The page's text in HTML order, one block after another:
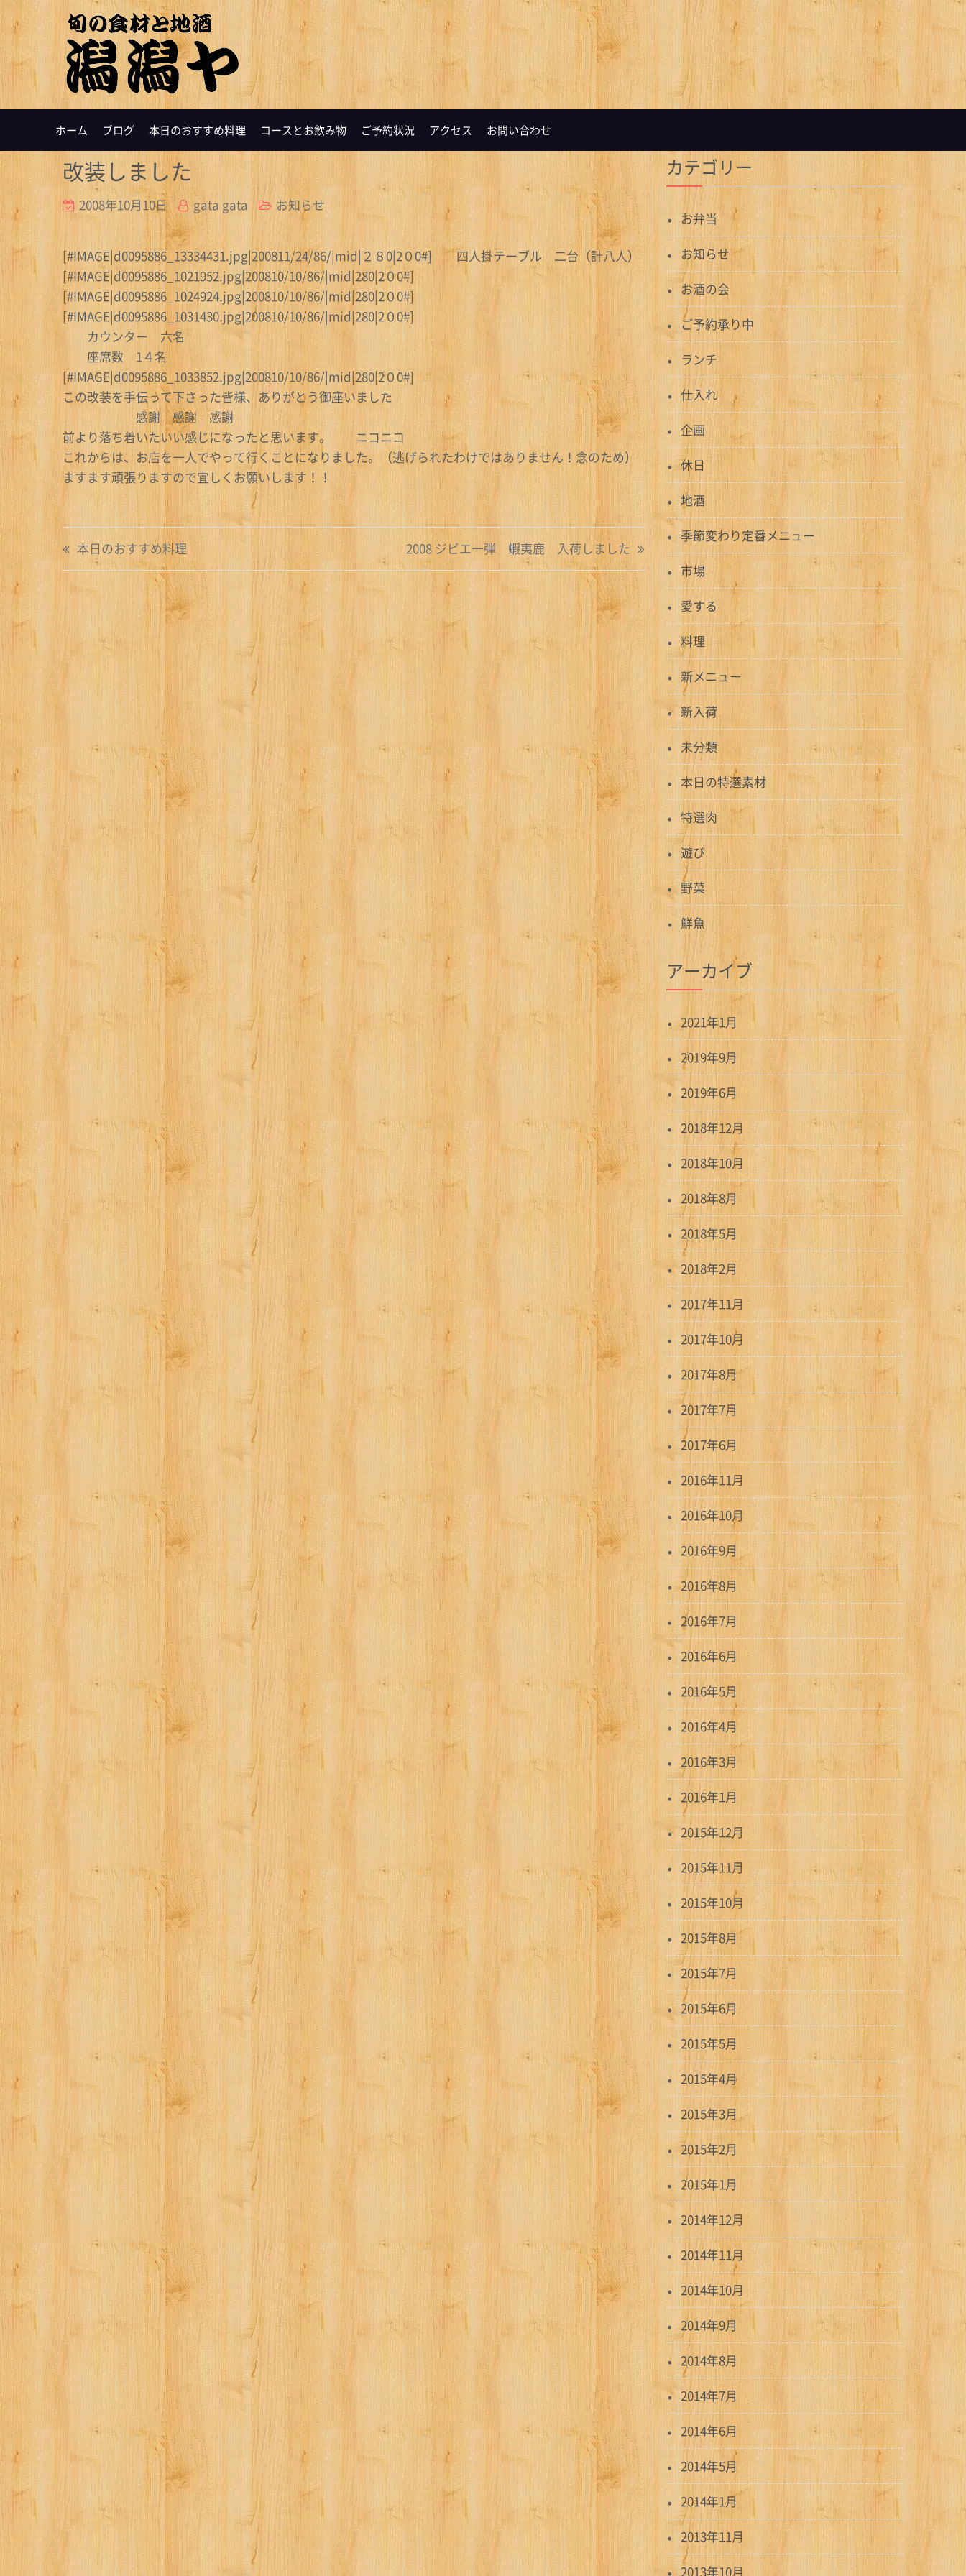
ホーム ブログ 本日のおすすめ料理 コースとお飲み物 ご予約状況 アクセス お問い合わせ
改装しました
2008年10月10日 gata gata お知らせ
[#IMAGE|d0095886_13334431.jpg|200811/24/86/|mid|２８0|2０0#] 四人掛テーブル 二台（計八人）
[#IMAGE|d0095886_1021952.jpg|200810/10/86/|mid|280|2０0#]
[#IMAGE|d0095886_1024924.jpg|200810/10/86/|mid|280|2０0#]
[#IMAGE|d0095886_1031430.jpg|200810/10/86/|mid|280|2０0#]
カウンター 六名
座席数 1４名
[#IMAGE|d0095886_1033852.jpg|200810/10/86/|mid|280|2０0#]
この改装を手伝って下さった皆様、ありがとう御座いました
感謝 感謝 感謝
前より落ち着いたいい感じになったと思います。 ニコニコ
これからは、お店を一人でやって行くことになりました。（逃げられたわけではありません！念のため）
ますます頑張りますので宜しくお願いします！！
投
稿
ナ
ゲ
ン
本日のおすすめ料理 2008 ジビエ一弾 蝦夷鹿 入荷しました
カテゴリー
お弁当
お知らせ
お酒の会
ご予約承り中
ランチ
仕入れ
企画
休日
地酒
季節変わり定番メニュー
市場
愛する
料理
新メニュー
新入荷
未分類
本日の特選素材
特選肉
遊び
野菜
鮮魚
アーカイブ
2021年1月
2019年9月
2019年6月
2018年12月
2018年10月
2018年8月
2018年5月
2018年2月
2017年11月
2017年10月
2017年8月
2017年7月
2017年6月
2016年11月
2016年10月
2016年9月
2016年8月
2016年7月
2016年6月
2016年5月
2016年4月
2016年3月
2016年1月
2015年12月
2015年11月
2015年10月
2015年8月
2015年7月
2015年6月
2015年5月
2015年4月
2015年3月
2015年2月
2015年1月
2014年12月
2014年11月
2014年10月
2014年9月
2014年8月
2014年7月
2014年6月
2014年5月
2014年1月
2013年11月
2013年10月